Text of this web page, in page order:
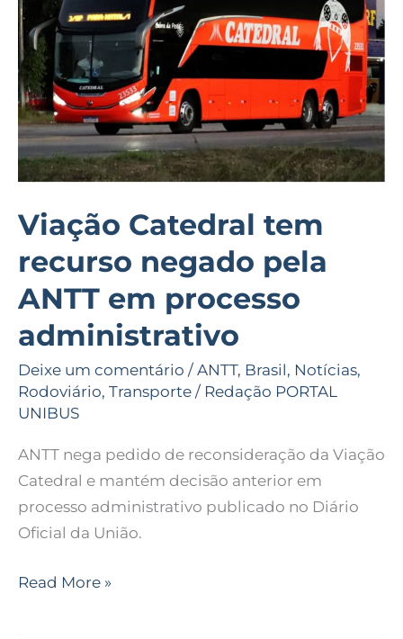
Viação Catedral tem
recurso negado pela
ANTT em processo
administrativo
Deixe um comentário / ANTT, Brasil, Notícias,
Rodoviário, Transporte / Redação PORTAL
UNIBUS
ANTT nega pedido de reconsideração da Viação
Catedral e mantém decisão anterior em
processo administrativo publicado no Diário
Oficial da União.
negado
pela
ANTT
em
processo
administrativo
Read More »